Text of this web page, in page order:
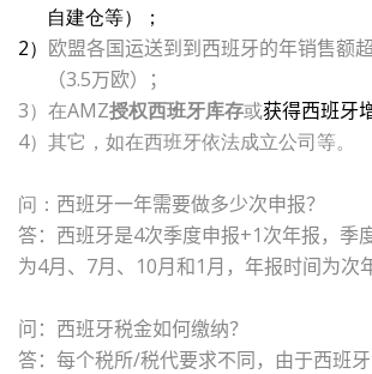
自建仓等）；
2） 欧盟各国运送到到西班牙的年销售额
（3.5万欧）；
3）在AMZ授权西班牙库存或获得西班牙
4） 其它，如在西班牙依法成立公司等。
问： 西班牙一年需要做多少次申报？
答：西班牙是4次季度申报+1次年报，季
为4月、7月、10月和1月，年报时间为次
问：西班牙税金如何缴纳？
答：每个税所/税代要求不同，由于西班